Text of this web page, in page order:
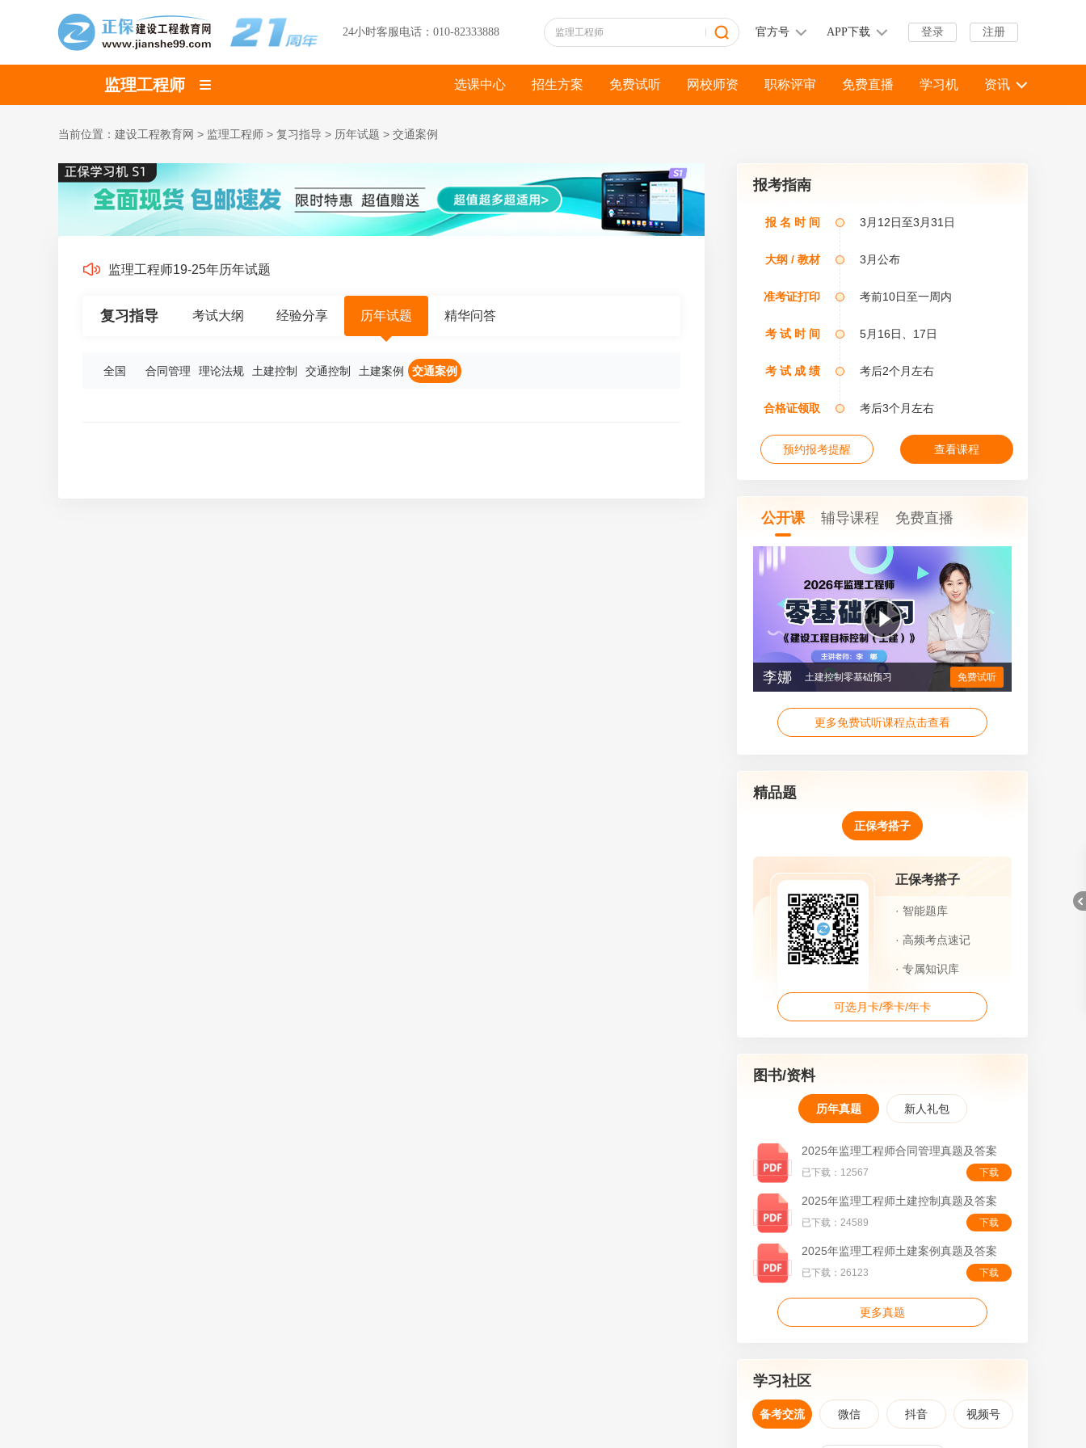
24小时客服电话：010-82333888 登录 注册
官方号 APP下载
监理工程师 选课中心 招生方案 免费试听 网校师资 职称评审 免费直播 学习机 资讯
当前位置： 建设工程教育网 > 监理工程师 > 复习指导 > 历年试题 > 交通案例
监理工程师19-25年历年试题
复习指导 考试大纲 经验分享 历年试题 精华问答
全国 合同管理 理论法规 土建控制 交通控制 土建案例 交通案例
报考指南
报 名 时 间 3月12日至3月31日
大纲 / 教材 3月公布
准考证打印 考前10日至一周内
考 试 时 间 5月16日、17日
考 试 成 绩 考后2个月左右
合格证领取 考后3个月左右
预约报考提醒 查看课程
公开课 辅导课程 免费直播
李娜 土建控制零基础预习 免费试听
更多免费试听课程点击查看
精品题
正保考搭子
正保考搭子
· 智能题库
· 高频考点速记
· 专属知识库
可选月卡/季卡/年卡
图书/资料
历年真题 新人礼包
2025年监理工程师合同管理真题及答案
已下载：12567 下载
2025年监理工程师土建控制真题及答案
已下载：24589 下载
2025年监理工程师土建案例真题及答案
已下载：26123 下载
更多真题
学习社区
备考交流 微信 抖音 视频号